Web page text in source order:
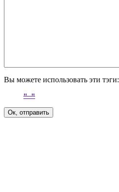
Вы можете использовать эти тэги: